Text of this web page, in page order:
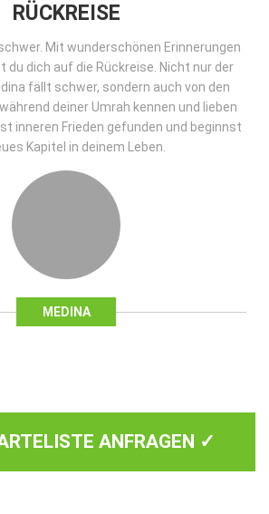
MEDINA
RÜCKREISE
Mit wunderschönen Erinnerungen
du dich auf die Rückreise. Nicht nur der
fällt schwer, sondern auch von den
deiner Umrah kennen und lieben
inneren Frieden gefunden und beginnst
Kapitel in deinem Leben.
ANFRAGEN ✓